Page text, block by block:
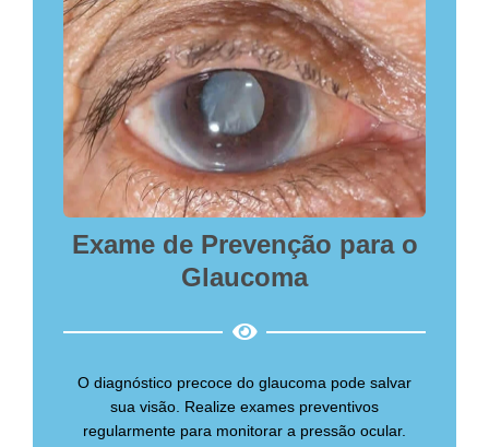
Exame de Prevenção para o
Glaucoma
O diagnóstico precoce do glaucoma pode salvar
sua visão. Realize exames preventivos
regularmente para monitorar a pressão ocular.